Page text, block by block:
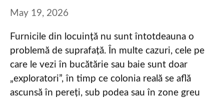
May 19, 2026
Furnicile din locuință nu sunt întotdeauna o
problemă de suprafață. În multe cazuri, cele pe
care le vezi în bucătărie sau baie sunt doar
„exploratori”, în timp ce colonia reală se află
ascunsă în pereți, sub podea sau în zone greu